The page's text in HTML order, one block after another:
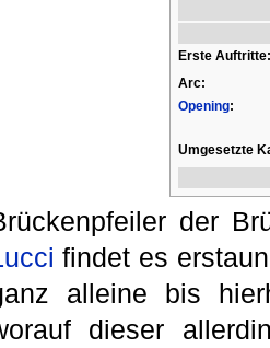
Erste Auftritte:
Arc:
Opening:
Umgesetzte
der
findet es
alleine bis
dieser